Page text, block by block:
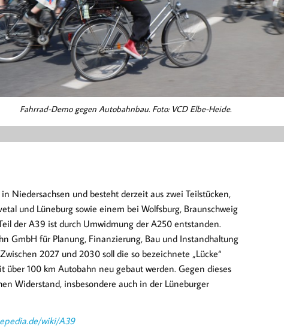
Fahrrad-Demo gegen Autobahnbau. Foto: VCD Elbe-Heide.
Niedersachsen und besteht derzeit aus zwei Teilstücken,
und Lüneburg sowie einem bei Wolfsburg, Braunschweig
der A39 ist durch Umwidmung der A250 entstanden.
GmbH für Planung, Finanzierung, Bau und Instandhaltung
2027 und 2030 soll die so bezeichnete „Lücke“
über 100 km Autobahn neu gebaut werden. Gegen dieses
Widerstand, insbesondere auch in der Lüneburger
wiki/A39